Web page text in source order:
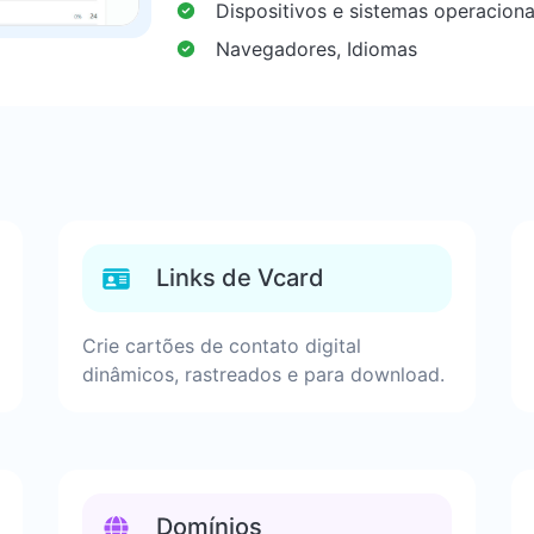
Dispositivos e sistemas
Navegadores, Idiomas
Links de Vcard
Crie cartões de contato digital
dinâmicos, rastreados e para download.
Domínios